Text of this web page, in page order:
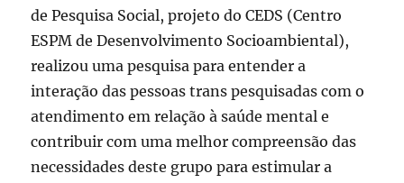
de Pesquisa Social, projeto do CEDS (Centro
ESPM de Desenvolvimento Socioambiental),
realizou uma pesquisa para entender a
interação das pessoas trans pesquisadas com o
atendimento em relação à saúde mental e
contribuir com uma melhor compreensão das
necessidades deste grupo para estimular a